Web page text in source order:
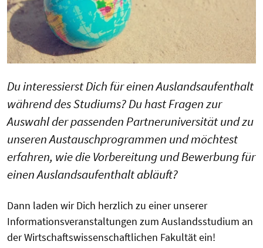
Du interessierst Dich für einen Auslandsaufenthalt
während des Studiums? Du hast Fragen zur
Auswahl der passenden Partneruniversität und zu
unseren Austauschprogrammen und möchtest
erfahren, wie die Vorbereitung und Bewerbung für
einen Auslandsaufenthalt abläuft?
Dann laden wir Dich herzlich zu einer unserer
Informationsveranstaltungen zum Auslandsstudium an
der Wirtschaftswissenschaftlichen Fakultät ein!